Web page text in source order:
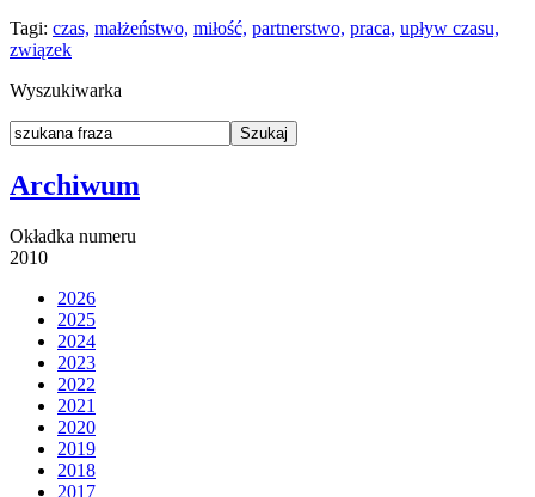
Tagi: czas, małżeństwo, miłość, partnerstwo, praca, upływ czasu,
związek
Wyszukiwarka
Archiwum
Okładka numeru
2010
2026
2025
2024
2023
2022
2021
2020
2019
2018
2017